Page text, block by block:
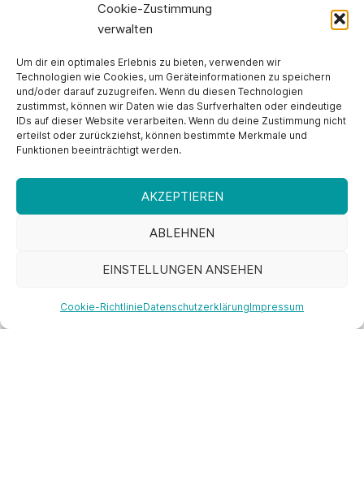
Cookie-Zustimmung
verwalten
Um dir ein optimales Erlebnis zu bieten, verwenden wir
Technologien wie Cookies, um Geräteinformationen zu speichern
und/oder darauf zuzugreifen. Wenn du diesen Technologien
zustimmst, können wir Daten wie das Surfverhalten oder eindeutige
IDs auf dieser Website verarbeiten. Wenn du deine Zustimmung nicht
erteilst oder zurückziehst, können bestimmte Merkmale und
Funktionen beeinträchtigt werden.
AKZEPTIEREN
ABLEHNEN
EINSTELLUNGEN ANSEHEN
Cookie-RichtlinieDatenschutzerklärungImpressum
ALLE KURSE ENTDECKEN
Gesundheitsführerschein online –
Ganzkörper Kräftigungstraining